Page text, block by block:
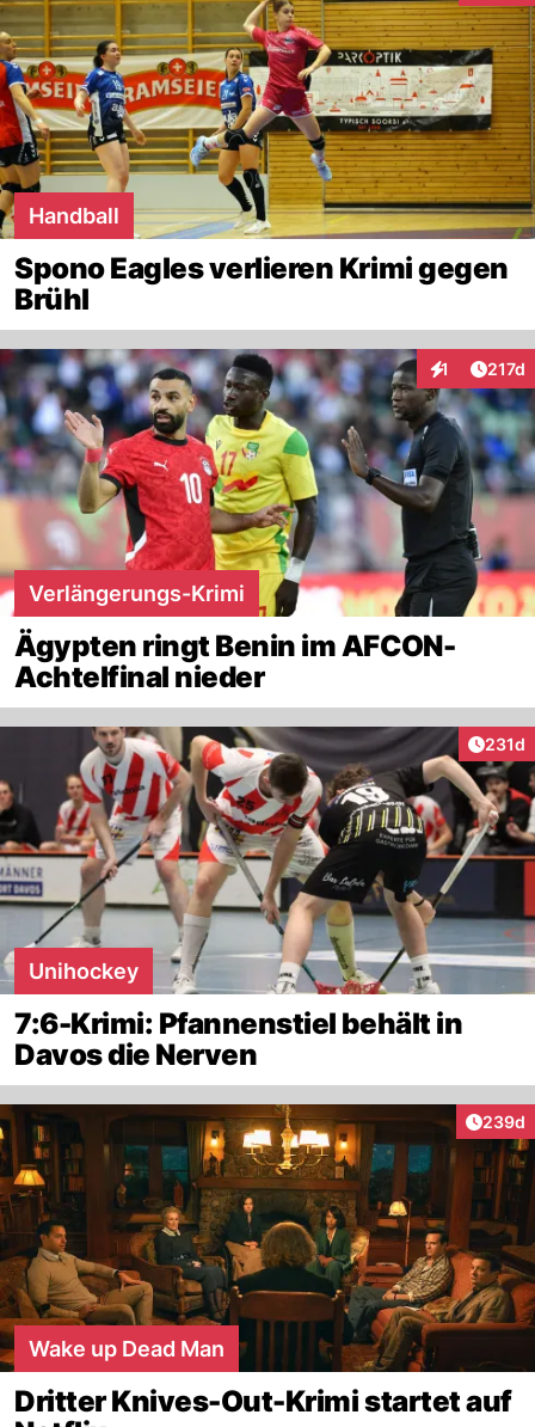
Handball
Spono Eagles verlieren Krimi gegen
Brühl
1
Interaktionen
217d
Verlängerungs-Krimi
Ägypten ringt Benin im AFCON-
Achtelfinal nieder
231d
Unihockey
7:6-Krimi: Pfannenstiel behält in
Davos die Nerven
239d
Wake up Dead Man
Dritter Knives-Out-Krimi startet auf